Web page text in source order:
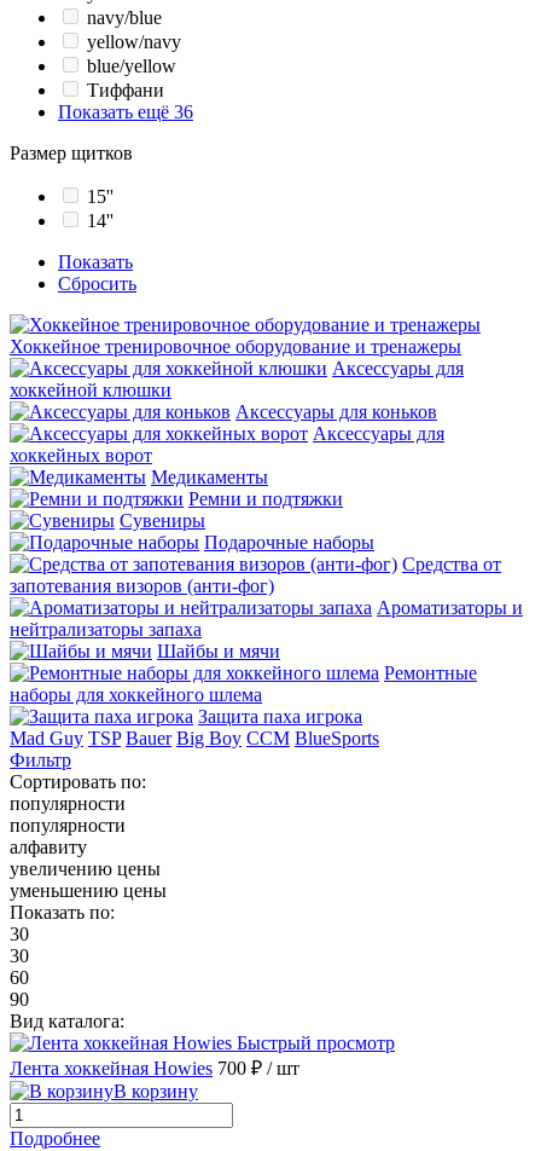
navy/blue
yellow/navy
blue/yellow
Тиффани
Показать ещё 36
Размер щитков
15''
14''
Показать
Сбросить
Хоккейное тренировочное оборудование и тренажеры
Аксессуары для
хоккейной клюшки
Аксессуары для коньков
Аксессуары для
хоккейных ворот
Медикаменты
Ремни и подтяжки
Сувениры
Подарочные наборы
Средства от
запотевания визоров (анти-фог)
Ароматизаторы и
нейтрализаторы запаха
Шайбы и мячи
Ремонтные
наборы для хоккейного шлема
Защита паха игрока
Mad Guy TSP Bauer Big Boy CCM BlueSports
Фильтр
Сортировать по:
популярности
популярности
алфавиту
увеличению цены
уменьшению цены
Показать по:
30
30
60
90
Вид каталога:
Быстрый просмотр
Лента хоккейная Howies 700 ₽ / шт
В корзину
Подробнее